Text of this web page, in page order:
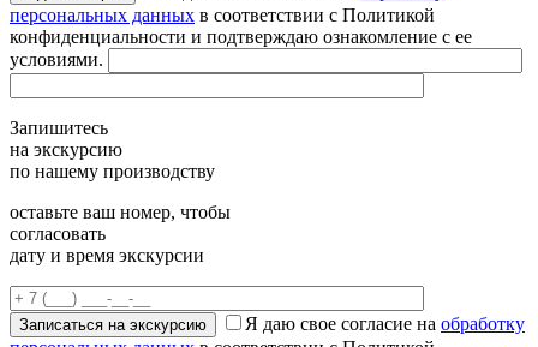
персональных данных в соответствии с Политикой
конфиденциальности и подтверждаю ознакомление с ее
условиями.
Запишитесь
на экскурсию
по нашему производству
оставьте ваш номер, чтобы
согласовать
дату и время экскурсии
Я даю свое согласие на обработку